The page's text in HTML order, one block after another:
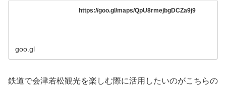
https://goo.gl/maps/QpU8rmejbgDCZa9j9
goo.gl
鉄道で会津若松観光を楽しむ際に活用したいのがこちらの